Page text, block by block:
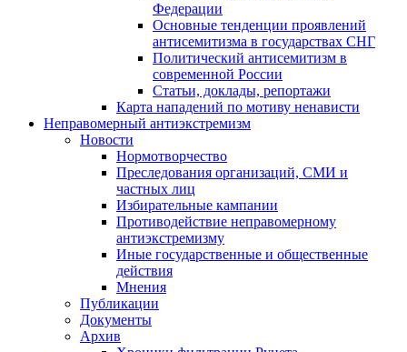
Федерации
Основные тенденции проявлений
антисемитизма в государствах СНГ
Политический антисемитизм в
современной России
Статьи, доклады, репортажи
Карта нападений по мотиву ненависти
Неправомерный антиэкстремизм
Новости
Нормотворчество
Преследования организаций, СМИ и
частных лиц
Избирательные кампании
Противодействие неправомерному
антиэкстремизму
Иные государственные и общественные
действия
Мнения
Публикации
Документы
Архив